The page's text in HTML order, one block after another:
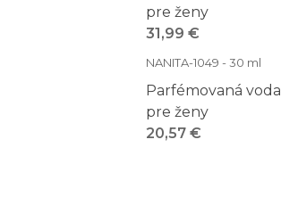
pre ženy
31,99 €
NANITA-1049 - 30 ml
Parfémovaná voda
pre ženy
20,57 €